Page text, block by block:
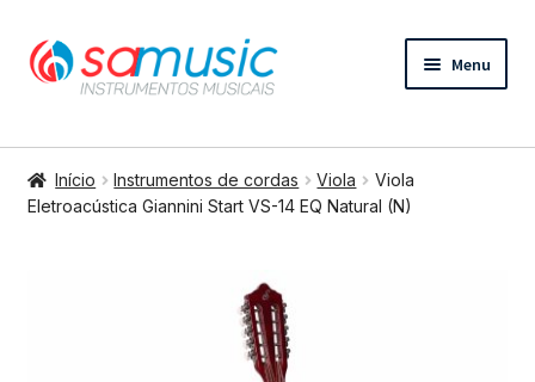
Pular
para
Pular
para
conteúdo
Menu
Instrumentos de cordas
Bateria e percussão
Início Instrumentos de cordas Viola
Viola
Eletroacústica Giannini Start VS-14 EQ Natural (N)